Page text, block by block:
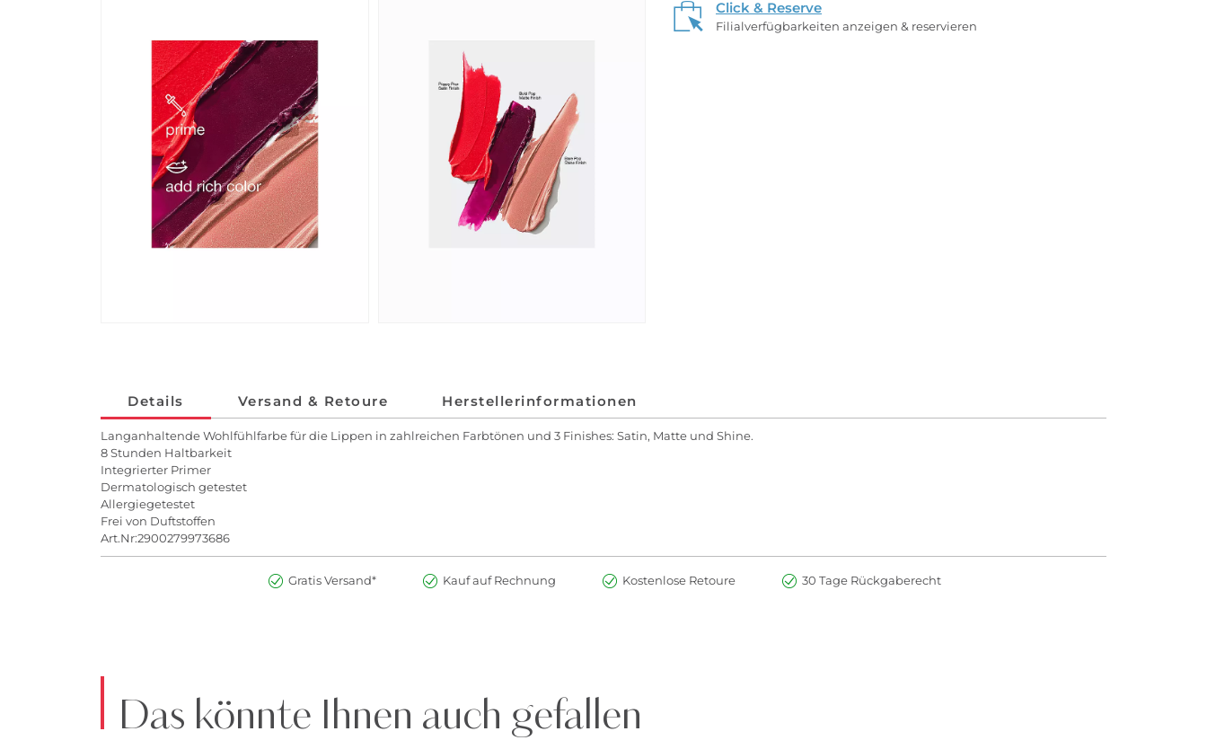
Click & Reserve
Filialverfügbarkeiten anzeigen & reservieren
Details Versand & Retoure Herstellerinformationen
Langanhaltende Wohlfühlfarbe für die Lippen in zahlreichen Farbtönen und 3 Finishes: Satin, Matte und Shine.
8 Stunden Haltbarkeit
Integrierter Primer
Dermatologisch getestet
Allergiegetestet
Frei von Duftstoffen
Art.Nr:2900279973686
Gratis Versand* Kauf auf Rechnung Kostenlose Retoure 30 Tage Rückgaberecht
Das könnte Ihnen auch gefallen